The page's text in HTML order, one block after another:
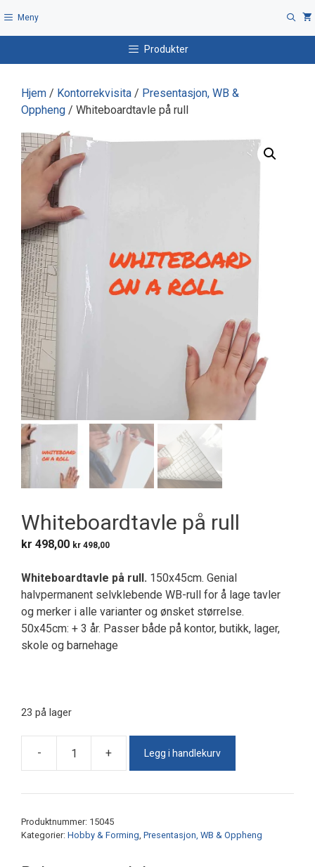
til
Meny
Produkter
Hjem / Kontorrekvisita / Presentasjon, WB &
Oppheng / Whiteboardtavle på rull
Whiteboardtavle på rull
kr 498,00 kr 498,00
Whiteboardtavle på rull. 150x45cm. Genial
halvpermanent selvklebende WB-rull for å lage tavler
og merker i alle varianter og ønsket størrelse.
50x45cm: + 3 år. Passer både på kontor, butikk, lager,
skole og barnehage
23 på lager
-
Whiteboardtavle
rull
+ Legg i handlekurv
Produktnummer: 15045
Kategorier: Hobby & Forming, Presentasjon, WB & Oppheng